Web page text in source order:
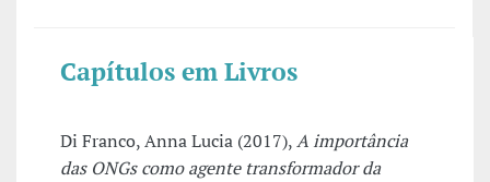
Capítulos em Livros
Di Franco, Anna Lucia (2017),A importância
das ONGs como agente transformador da